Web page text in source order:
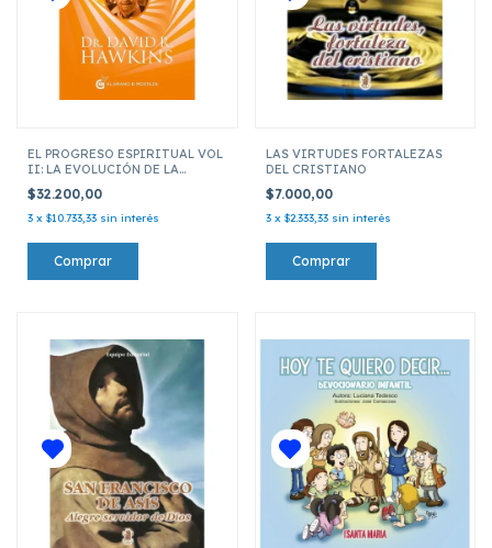
EL PROGRESO ESPIRITUAL VOL
II: LA EVOLUCIÓN DE LA
$32.200,00
3 x $10.733,33 sin interés
LAS VIRTUDES FORTALEZAS
DEL CRISTIANO
$7.000,00
3 x $2.333,33 sin interés